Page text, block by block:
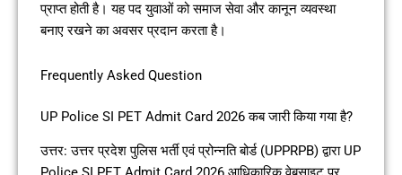
प्राप्त होती है। यह पद युवाओं को समाज सेवा और कानून व्यवस्था
बनाए रखने का अवसर प्रदान करता है।
Frequently Asked Question
UP Police SI PET Admit Card 2026 कब जारी किया गया है?
उत्तर: उत्तर प्रदेश पुलिस भर्ती एवं प्रोन्नति बोर्ड (UPPRPB) द्वारा UP